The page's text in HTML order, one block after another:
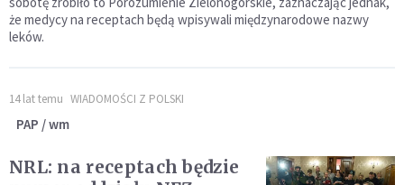
że medycy na receptach będą wpisywali międzynarodowe nazwy
leków.
14 lat temu WIADOMOŚCI Z POLSKI
PAP / wm
NRL: na receptach będzie